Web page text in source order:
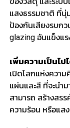
แสงธรรมชาติ ที่นุ่
ป้องกันเสียงรบก
glazing อันแข็งแ
เพิ่มความเป็นไป
เปิดโลกแห่งควา
แผ่นและสี ที่จะนำ
สามารถ สร้างสร
ความร้อน หรือแสง